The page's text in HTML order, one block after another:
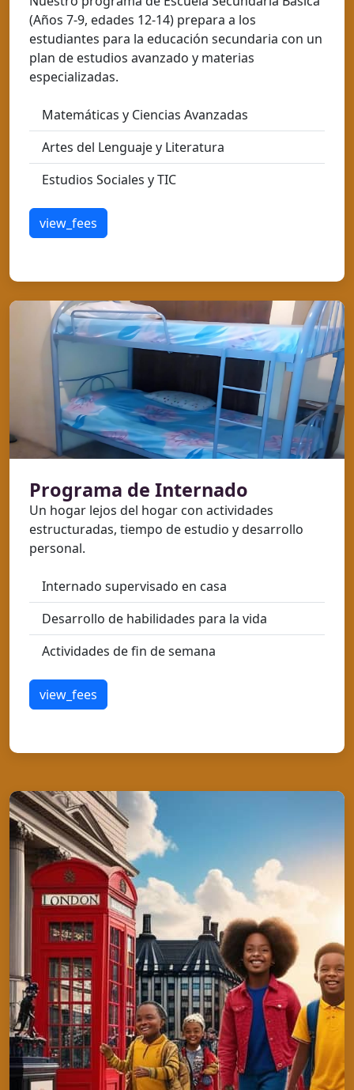
(Años 7-9, edades 12-14) prepara a los
estudiantes para la educación secundaria con un
plan de estudios avanzado y materias
especializadas.
Matemáticas y Ciencias Avanzadas
Artes del Lenguaje y Literatura
Estudios Sociales y TIC
view_fees
Programa de Internado
Un hogar lejos del hogar con actividades
estructuradas, tiempo de estudio y desarrollo
personal.
Internado supervisado en casa
Desarrollo de habilidades para la vida
Actividades de fin de semana
view_fees